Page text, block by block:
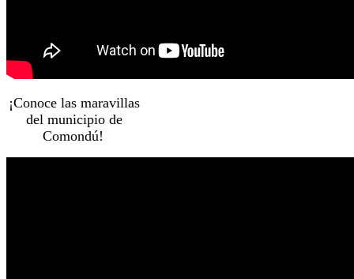
¡Conoce las maravillas
del municipio de
Comondú!